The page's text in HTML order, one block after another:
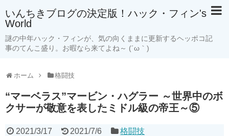
いんちきブログの決定版！ハック・フィン's
World
謎の中年ハック・フィンが、気の向くままに更新するヘッポコ記
事のてんこ盛り。お暇なら来てよね～ (´ω｀)
ホーム 格闘技
“マーベラス”マービン・ハグラー ～世界中のボ
クサーが敬意を表したミドル級の帝王～⑤
2021/3/17 2021/7/6 格闘技